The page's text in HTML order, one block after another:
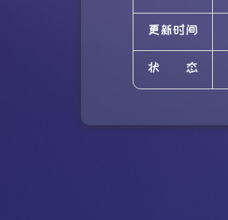
更新时间
状态